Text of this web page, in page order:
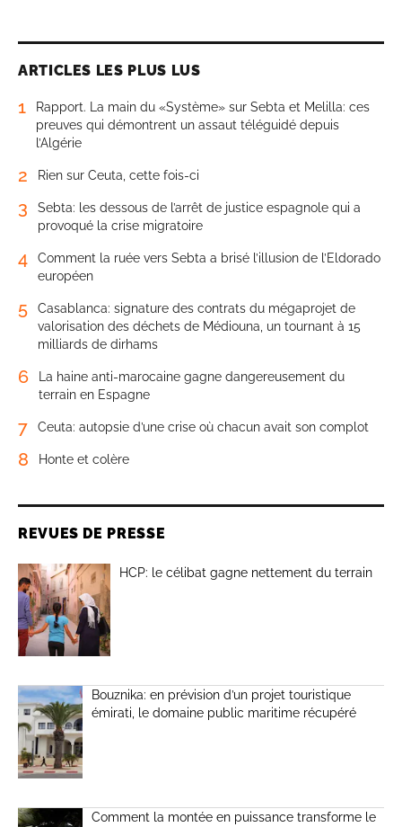
ARTICLES LES PLUS LUS
1
Rapport. La main du «Système» sur Sebta et Melilla: ces
preuves qui démontrent un assaut téléguidé depuis
l’Algérie
2 Rien sur Ceuta, cette fois-ci
3
Sebta: les dessous de l’arrêt de justice espagnole qui a
provoqué la crise migratoire
4
Comment la ruée vers Sebta a brisé l’illusion de l’Eldorado
européen
5
Casablanca: signature des contrats du mégaprojet de
valorisation des déchets de Médiouna, un tournant à 15
milliards de dirhams
6
La haine anti-marocaine gagne dangereusement du
terrain en Espagne
7 Ceuta: autopsie d’une crise où chacun avait son complot
8 Honte et colère
REVUES DE PRESSE
HCP: le célibat gagne nettement du terrain
Bouznika: en prévision d’un projet touristique
émirati, le domaine public maritime récupéré
Comment la montée en puissance transforme le